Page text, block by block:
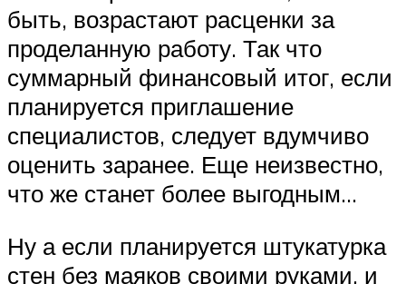
быть, возрастают расценки за
проделанную работу. Так что
суммарный финансовый итог, если
планируется приглашение
специалистов, следует вдумчиво
оценить заранее. Еще неизвестно,
что же станет более выгодным…
Ну а если планируется штукатурка
стен без маяков своими руками, и